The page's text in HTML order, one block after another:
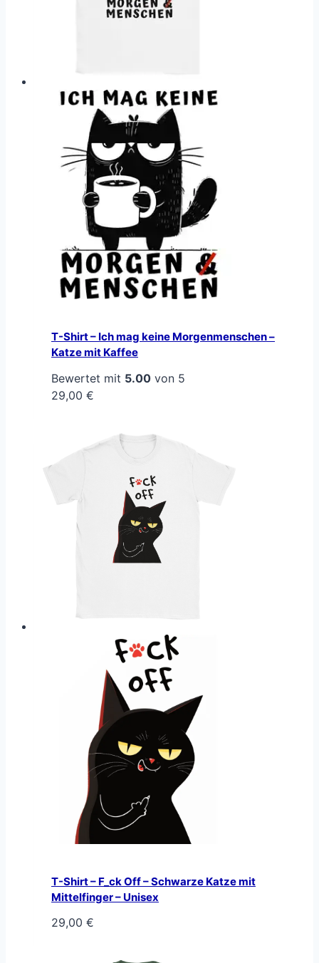
T-Shirt – Ich mag keine Morgenmenschen –
Katze mit Kaffee
Bewertet mit 5.00 von 5
29,00 €
T-Shirt – F_ck Off – Schwarze Katze mit
Mittelfinger – Unisex
29,00 €